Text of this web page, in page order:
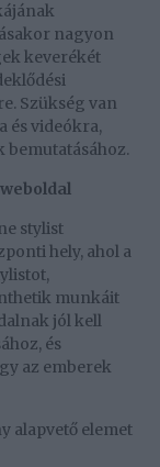
nagyon
keverékét
Szükség van
és videókra,
bemutatásához.
stylist
hely, ahol a
munkáit
jól kell
és
az emberek
alapvető elemet